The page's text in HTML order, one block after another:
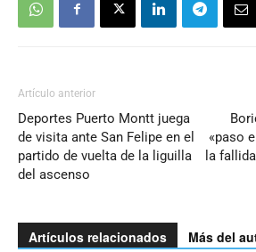
Artículo anterior
Deportes Puerto Montt juega
de visita ante San Felipe en el
partido de vuelta de la liguilla
del ascenso
«paso
la
Artículos relacionados Más del